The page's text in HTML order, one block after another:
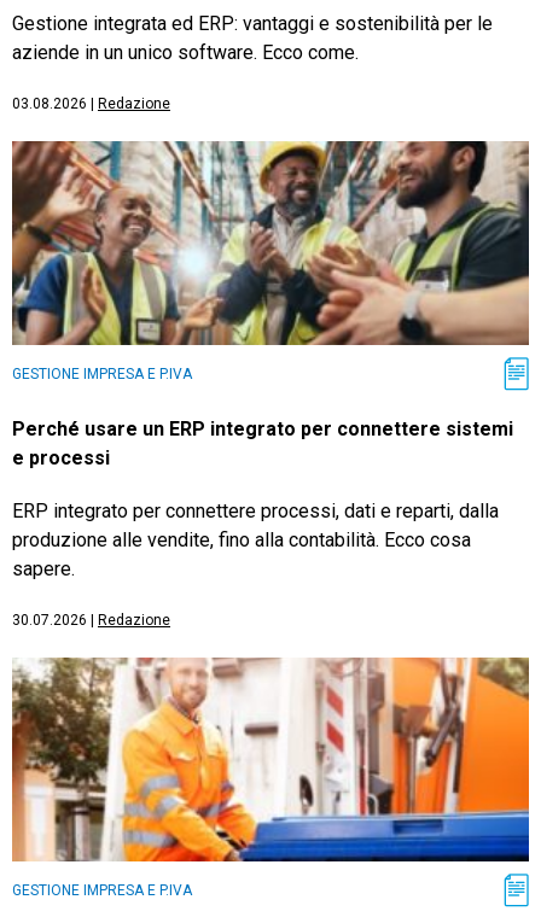
Gestione integrata ed ERP: vantaggi e sostenibilità per le
aziende in un unico software. Ecco come.
03.08.2026 Redazione
GESTIONE IMPRESA E P.IVA
Perché usare un ERP integrato per connettere sistemi
e processi
ERP integrato per connettere processi, dati e reparti, dalla
produzione alle vendite, fino alla contabilità. Ecco cosa
sapere.
30.07.2026 Redazione
GESTIONE IMPRESA E P.IVA